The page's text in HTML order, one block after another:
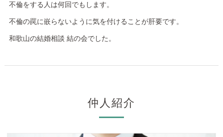
不倫をする人は何回でもします。
不倫の罠に嵌らないように気を付けることが肝要です。
和歌山の結婚相談 結の会でした。
仲人紹介